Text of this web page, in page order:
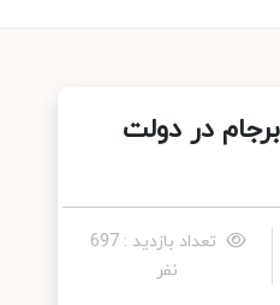
در دولت
تعداد بازدید : 697
نفر